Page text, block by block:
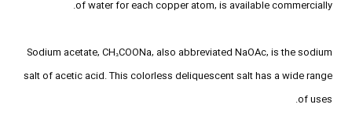
of water for each copper atom, is available commercially.
Sodium acetate, CH₃COONa, also abbreviated NaOAc, is the sodium
salt of acetic acid. This colorless deliquescent salt has a wide range
of uses.